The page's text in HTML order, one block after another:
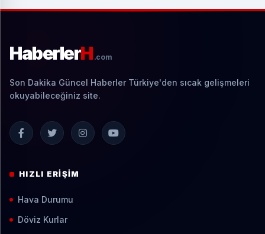
HaberlerH .com
Son Dakika Güncel Haberler Türkiye'den sıcak gelişmeleri
okuyabileceğiniz site.
HIZLI ERIŞIM
Hava Durumu
Döviz Kurlar